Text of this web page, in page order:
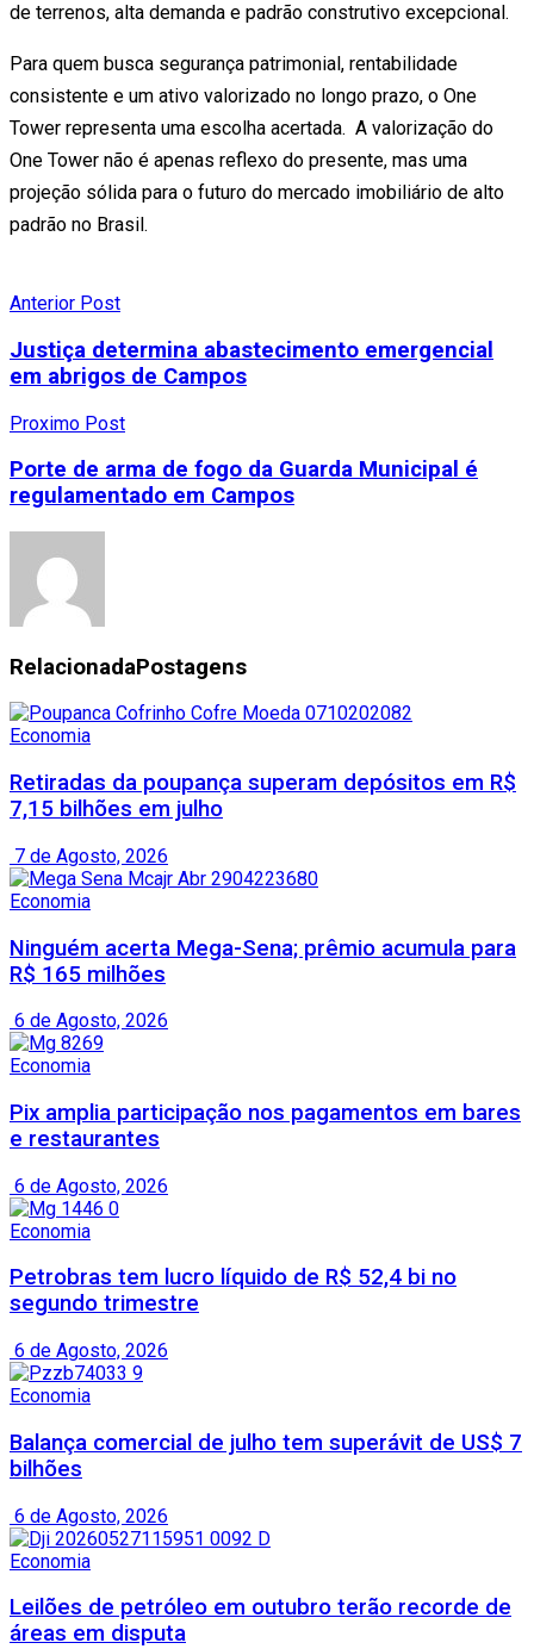
de terrenos, alta demanda e padrão construtivo excepcional.
Para quem busca segurança patrimonial, rentabilidade
consistente e um ativo valorizado no longo prazo, o One
Tower representa uma escolha acertada. A valorização do
One Tower não é apenas reflexo do presente, mas uma
projeção sólida para o futuro do mercado imobiliário de alto
padrão no Brasil.
Anterior Post
Justiça determina abastecimento emergencial
em abrigos de Campos
Proximo Post
Porte de arma de fogo da Guarda Municipal é
regulamentado em Campos
RelacionadaPostagens
Economia
Retiradas da poupança superam depósitos em R$
7,15 bilhões em julho
7 de Agosto, 2026
Economia
Ninguém acerta Mega-Sena; prêmio acumula para
R$ 165 milhões
6 de Agosto, 2026
Economia
Pix amplia participação nos pagamentos em bares
e restaurantes
6 de Agosto, 2026
Economia
Petrobras tem lucro líquido de R$ 52,4 bi no
segundo trimestre
6 de Agosto, 2026
Economia
Balança comercial de julho tem superávit de US$ 7
bilhões
6 de Agosto, 2026
Economia
Leilões de petróleo em outubro terão recorde de
áreas em disputa